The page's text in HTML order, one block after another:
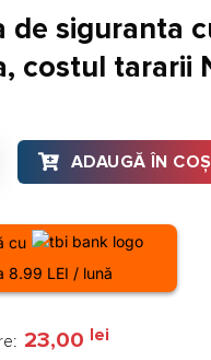
de siguranta
costul tararii
siguranta cu arc
ADAUGĂ ÎN COȘ
cu
8.99 LEI / lună
23,00 lei